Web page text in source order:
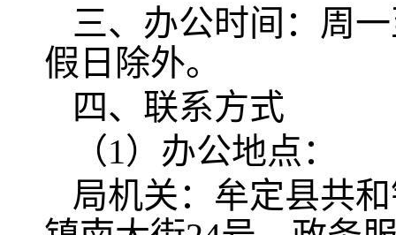
三、办公时间：周
假日除外。
四、联系方式
（1）办公地点：
局机关：牟定县共